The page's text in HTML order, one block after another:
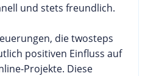
und stets freundlich.
die twosteps
positiven Einfluss auf
Projekte. Diese